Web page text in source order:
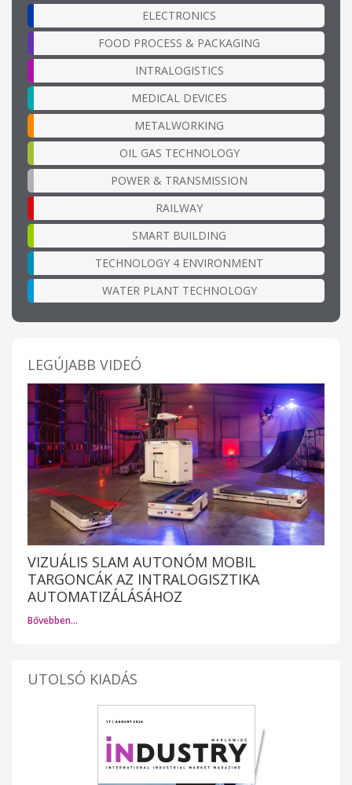
ELECTRONICS
FOOD PROCESS & PACKAGING
INTRALOGISTICS
MEDICAL DEVICES
METALWORKING
OIL GAS TECHNOLOGY
POWER & TRANSMISSION
RAILWAY
SMART BUILDING
TECHNOLOGY 4 ENVIRONMENT
WATER PLANT TECHNOLOGY
LEGÚJABB VIDEÓ
VIZUÁLIS SLAM AUTONÓM MOBIL
TARGONCÁK AZ INTRALOGISZTIKA
AUTOMATIZÁLÁSÁHOZ
Bővebben…
UTOLSÓ KIADÁS